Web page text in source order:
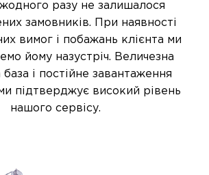
жодного разу не залишалося
замовників. При наявності
вимог і побажань клієнта ми
йому назустріч. Величезна
база і постійне завантаження
підтверджує високий рівень
нашого сервісу.